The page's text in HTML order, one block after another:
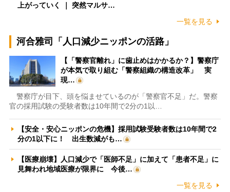
上がっていく ｜ 突然マルサ…
一覧を見る
河合雅司「人口減少ニッポンの活路」
【「警察官離れ」に歯止めはかかるか？】警察庁
が本気で取り組む「警察組織の構造改革」 実
現…
警察庁が目下、頭を悩ませているのが「警察官不足」だ。警察
官の採用試験の受験者数は10年間で2分の1以…
【安全・安心ニッポンの危機】採用試験受験者数は10年間で2
分の1以下に！ 出生数減がも…
【医療崩壊】人口減少で「医師不足」に加えて「患者不足」に
見舞われ地域医療が限界に 今後…
一覧を見る